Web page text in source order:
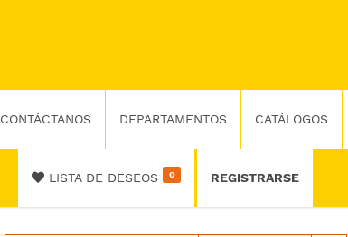
CONTÁCTANOS DEPARTAMENTOS CATÁLOGOS
LISTA DE DESEOS 0 REGISTRARSE